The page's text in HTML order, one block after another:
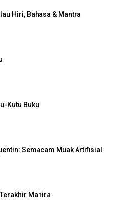
Hiri, Bahasa & Mantra
Kutu Buku
Semacam Muak Artifisial
Mahira